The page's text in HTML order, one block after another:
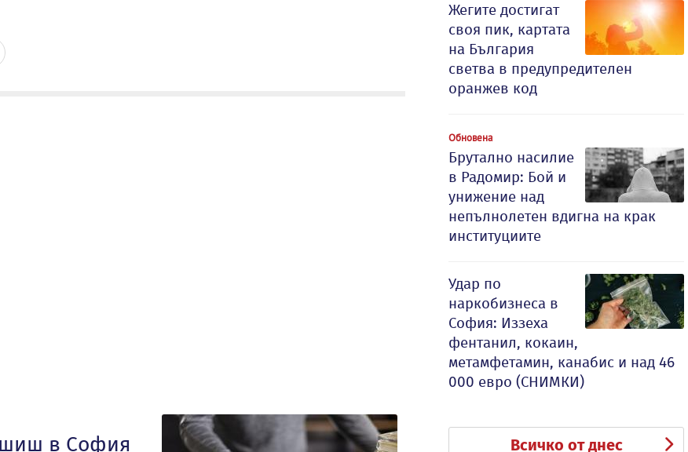
в София
Жегите достигат
своя пик, картата
на България
светва в предупредителен
оранжев код
Обновена
Брутално насилие
в Радомир: Бой и
унижение над
непълнолетен вдигна на крак
институциите
Удар по
наркобизнеса в
София: Иззеха
фентанил, кокаин,
метамфетамин, канабис и над 46
000 евро (СНИМКИ)
Всичко от днес